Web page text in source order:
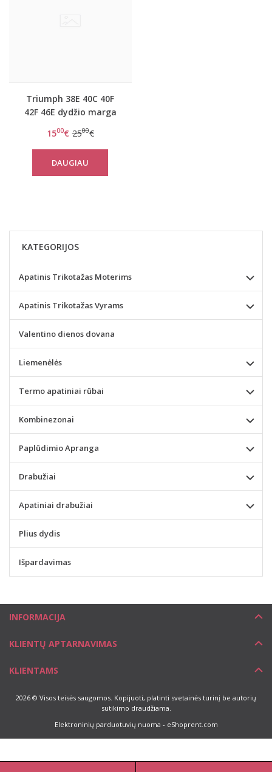
Triumph 38E 40C 40F
42F 46E dydžio marga
- Botanical Leaf W 02
1500€ 2500€
DAUGIAU
KATEGORIJOS
Apatinis Trikotažas Moterims
Apatinis Trikotažas Vyrams
Valentino dienos dovana
Liemenėlės
Termo apatiniai rūbai
Kombinezonai
Paplūdimio Apranga
Drabužiai
Apatiniai drabužiai
Plius dydis
Išpardavimas
INFORMACIJA
KLIENTŲ APTARNAVIMAS
KLIENTAMS
2026 © Visos teisės saugomos. Kopijuoti, platinti svetainės turinį be autorių
sutikimo draudžiama.
Elektroninių parduotuvių nuoma - eShoprent.com